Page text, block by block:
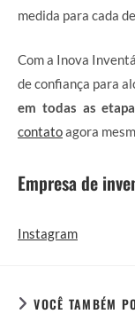
medida para cada
Com a Inova
de confiança para
em todas as
contatoagora
Empresa de
Instagram
VOCÊ TAMBÉM